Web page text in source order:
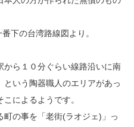
下の台湾路線図より。
ら１０分ぐらい線路沿いに南
という陶器職人のエリアがあっ
こによるようです。
の事を「老街(ラオジェ)」っ